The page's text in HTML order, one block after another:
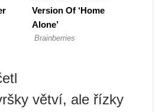
větví, ale řízky